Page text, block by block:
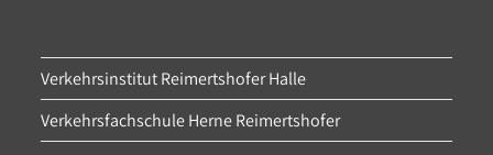
Verkehrsinstitut Reimertshofer Halle
Verkehrsfachschule Herne Reimertshofer